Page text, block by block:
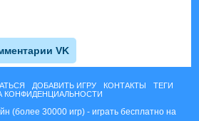
VK
ДОБАВИТЬ ИГРУ КОНТАКТЫ
ТЕГИ
КОНФИДЕНЦИАЛЬНОСТИ
(более 30000 игр) - играть бесплатно на